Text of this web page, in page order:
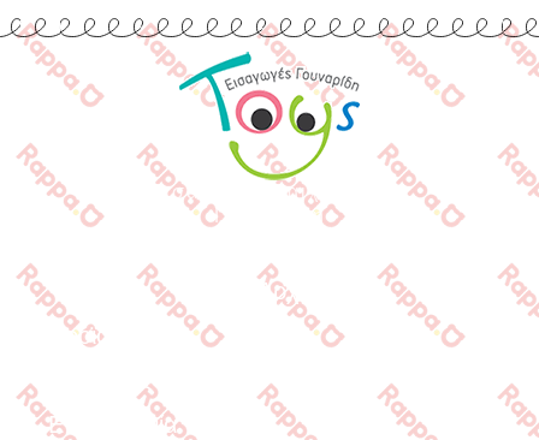
Εισαγωγές Παιχνιδιών
Γουναρίδη
Αρχική
Προϊόντα
Τράπεζες
Επικοινωνία